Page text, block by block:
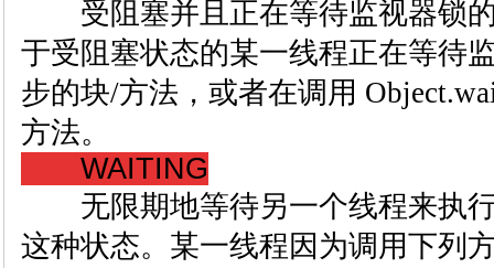
受阻塞并且正在等待监视器锁的
于受阻塞状态的某一线程正在等待
步的块/方法，或者在调用
方法。
WAITING
无限期地等待另一个线程来执行
这种状态。某一线程因为调用下列